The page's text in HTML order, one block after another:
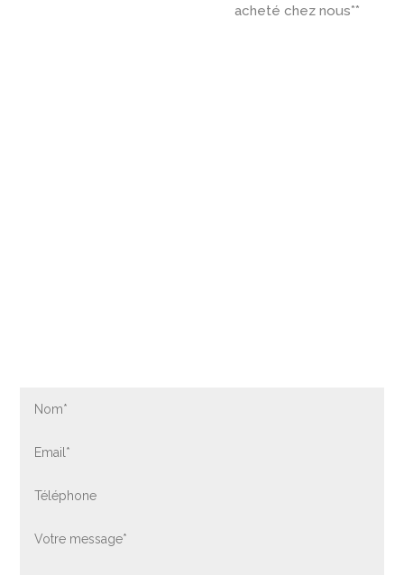
acheté chez nous**